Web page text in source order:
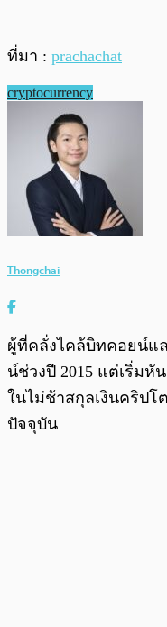
ที่มา : prachachat
cryptocurrency
Thongchai
ผู้ที่คลั่งไคล้บิทคอยน์แ
น์ช่วงปี 2015 แต่เริ่มหั
ในไม่ช้าสกุลเงินคริปโ
ปัจจุบัน